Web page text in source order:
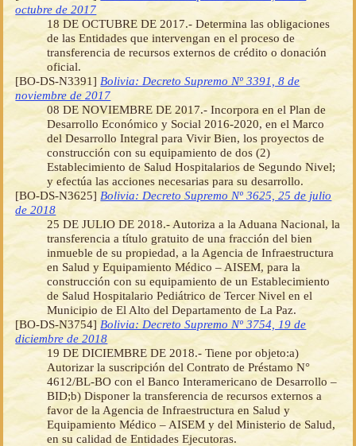
octubre de 2017
18 DE OCTUBRE DE 2017.- Determina las obligaciones
de las Entidades que intervengan en el proceso de
transferencia de recursos externos de crédito o donación
oficial.
[BO-DS-N3391] Bolivia: Decreto Supremo Nº 3391, 8 de
noviembre de 2017
08 DE NOVIEMBRE DE 2017.- Incorpora en el Plan de
Desarrollo Económico y Social 2016-2020, en el Marco
del Desarrollo Integral para Vivir Bien, los proyectos de
construcción con su equipamiento de dos (2)
Establecimiento de Salud Hospitalarios de Segundo Nivel;
y efectúa las acciones necesarias para su desarrollo.
[BO-DS-N3625] Bolivia: Decreto Supremo Nº 3625, 25 de julio
de 2018
25 DE JULIO DE 2018.- Autoriza a la Aduana Nacional, la
transferencia a título gratuito de una fracción del bien
inmueble de su propiedad, a la Agencia de Infraestructura
en Salud y Equipamiento Médico – AISEM, para la
construcción con su equipamiento de un Establecimiento
de Salud Hospitalario Pediátrico de Tercer Nivel en el
Municipio de El Alto del Departamento de La Paz.
[BO-DS-N3754] Bolivia: Decreto Supremo Nº 3754, 19 de
diciembre de 2018
19 DE DICIEMBRE DE 2018.- Tiene por objeto:a)
Autorizar la suscripción del Contrato de Préstamo N°
4612/BL-BO con el Banco Interamericano de Desarrollo –
BID;b) Disponer la transferencia de recursos externos a
favor de la Agencia de Infraestructura en Salud y
Equipamiento Médico – AISEM y del Ministerio de Salud,
en su calidad de Entidades Ejecutoras.